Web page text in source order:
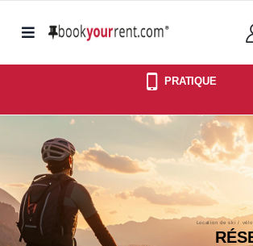
PRATIQUE
Location de ski /